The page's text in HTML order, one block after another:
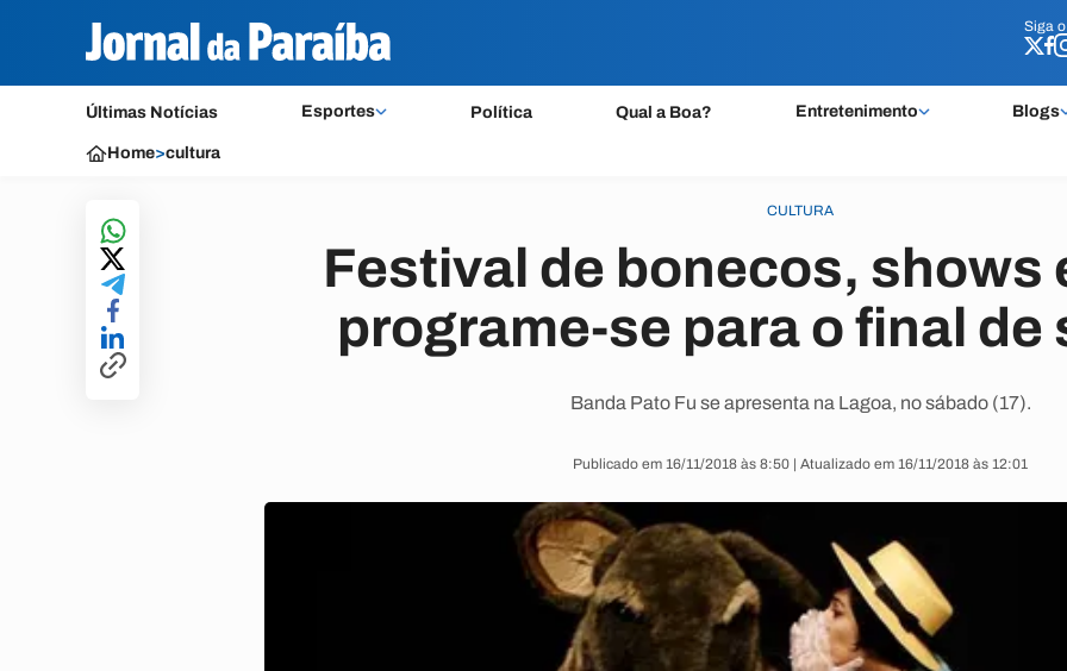
Siga o
Últimas Notícias Esportes Política Qual a Boa? Entretenimento Blogs
Siga o
Home>cultura
CULTURA
Festival de bonecos, shows
programe-se para o final de
Banda Pato Fu se apresenta na Lagoa, no sábado (17).
Publicado em 16/11/2018 às 8:50 | Atualizado em 16/11/2018 às 12:01